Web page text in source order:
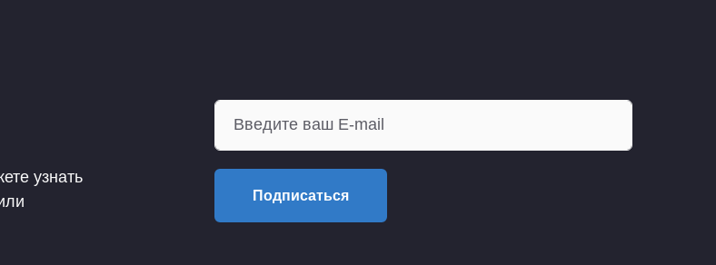
узнать
Подписаться